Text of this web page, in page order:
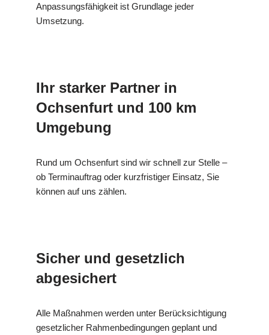
Anpassungsfähigkeit ist Grundlage jeder
Umsetzung.
Ihr starker Partner in
Ochsenfurt und 100 km
Umgebung
Rund um Ochsenfurt sind wir schnell zur Stelle –
ob Terminauftrag oder kurzfristiger Einsatz, Sie
können auf uns zählen.
Sicher und gesetzlich
abgesichert
Alle Maßnahmen werden unter Berücksichtigung
gesetzlicher Rahmenbedingungen geplant und